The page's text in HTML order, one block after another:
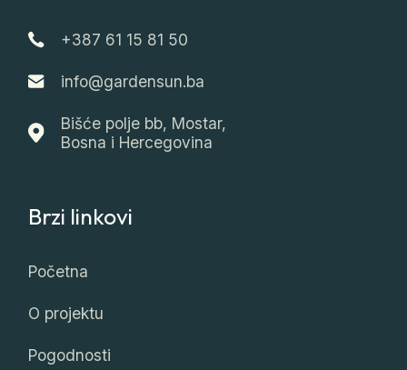
+387 61 15 81 50
info@gardensun.ba
Bišće polje bb, Mostar,
Bosna i Hercegovina
Brzi linkovi
Početna
O projektu
Pogodnosti